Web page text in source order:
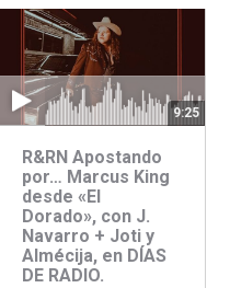
9:25
R&RN Apostando
por… Marcus King
desde «El
Dorado», con J.
Navarro + Joti y
Almécija, en DÍAS
DE RADIO.